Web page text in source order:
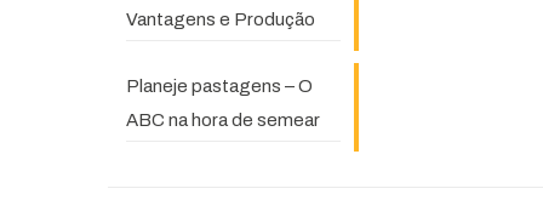
Vantagens e Produção
Planeje pastagens – O
ABC na hora de semear